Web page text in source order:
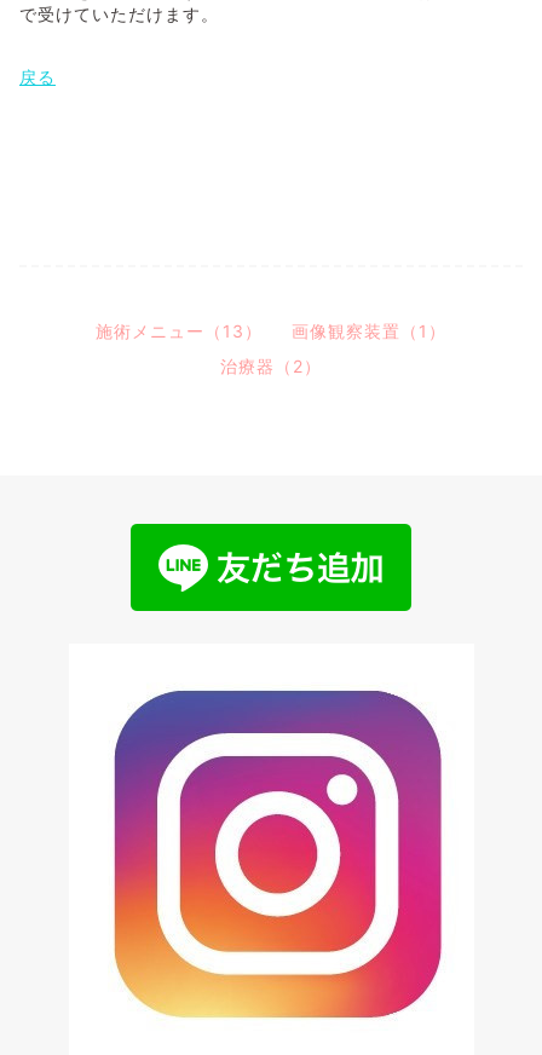
で受けていただけます。
戻る
施術メニュー（13）
画像観察装置（1）
治療器（2）